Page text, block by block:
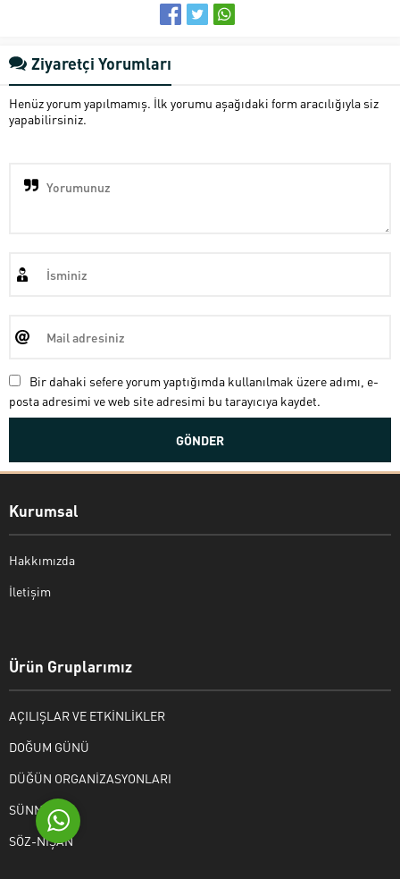
Ziyaretçi Yorumları
Henüz yorum yapılmamış. İlk yorumu aşağıdaki form aracılığıyla siz
yapabilirsiniz.
Bir dahaki sefere yorum yaptığımda kullanılmak üzere adımı, e-
posta adresimi ve web site adresimi bu tarayıcıya kaydet.
Kurumsal
Hakkımızda
İletişim
Ürün Gruplarımız
AÇILIŞLAR VE ETKİNLİKLER
DOĞUM GÜNÜ
DÜĞÜN ORGANİZASYONLARI
SÜNNET
SÖZ-NİŞAN